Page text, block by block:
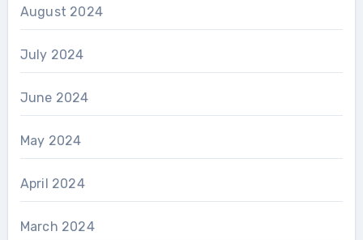
August 2024
July 2024
June 2024
May 2024
April 2024
March 2024